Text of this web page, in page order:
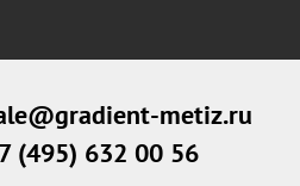
metiz.ru
(495) 632 00 56